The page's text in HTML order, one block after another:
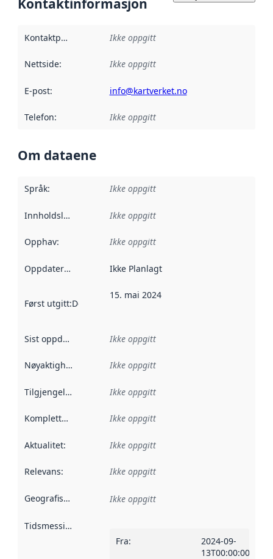
Kontaktinformasjon
Kontaktpunkt Ikke oppgitt
Nettside: Ikke oppgitt
E-post: info@kartverket.no
Telefon: Ikke oppgitt
Om dataene
Språk: Ikke oppgitt
Innholdsleverandører :
Ikke oppgitt
Opphav: Ikke oppgitt
Oppdateringsfrekvens :
Ikke Planlagt
Først utgitt:Denne datoen sier når dataene i dette
15. mai 2024
Sist oppdatert Ikke oppgitt
Nøyaktighet Ikke oppgitt
Tilgjengelighet Ikke oppgitt
Kompletthet Ikke oppgitt
Aktualitet: Ikke oppgitt
Relevans: Ikke oppgitt
Geografisk avgrensning :
Ikke oppgitt
Tidsmessig avgrensning
Fra:
2024-09-
13T00:00:00Z